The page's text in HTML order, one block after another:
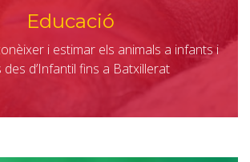
Educació
i estimar els animals a infants i
des d’Infantil fins a Batxillerat